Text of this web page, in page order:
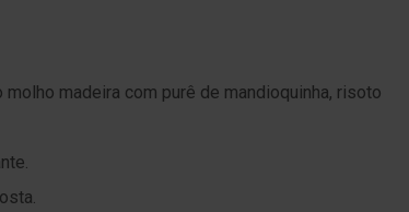
madeira com purê de mandioquinha, risoto